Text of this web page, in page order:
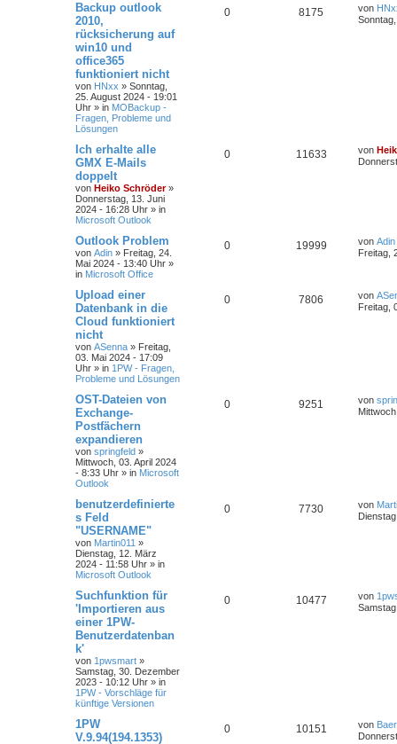
Backup outlook
2010,
rücksicherung auf
win10 und
office365
funktioniert nicht
von HNxx » Sonntag,
25. August 2024 - 19:01
Uhr » in MOBackup -
Fragen, Probleme und
Lösungen
0 8175 von
Ich erhalte alle
GMX E-Mails
doppelt
von Heiko Schröder»
Donnerstag, 13. Juni
2024 - 16:28 Uhr » in
Microsoft Outlook
0 11633 von
Outlook Problem
von Adin » Freitag, 24.
Mai 2024 - 13:40 Uhr »
in Microsoft Office
0 19999 von Adin
Freitag,
Upload einer
Datenbank in die
Cloud funktioniert
nicht
von ASenna » Freitag,
03. Mai 2024 - 17:09
Uhr » in 1PW - Fragen,
Probleme und Lösungen
0 7806 von
Freitag,
OST-Dateien von
Exchange-
Postfächern
expandieren
von springfeld »
Mittwoch, 03. April 2024
- 8:33 Uhr » in Microsoft
Outlook
0 9251 von
benutzerdefinierte
s Feld
"USERNAME"
von Martin011 »
Dienstag, 12. März
2024 - 11:58 Uhr » in
Microsoft Outlook
0 7730 von
Suchfunktion für
'Importieren aus
einer 1PW-
Benutzerdatenban
k'
von 1pwsmart »
Samstag, 30. Dezember
2023 - 10:12 Uhr » in
1PW - Vorschläge für
künftige Versionen
0 10477 von
1PW
V.9.94(194.1353)
0 10151 von